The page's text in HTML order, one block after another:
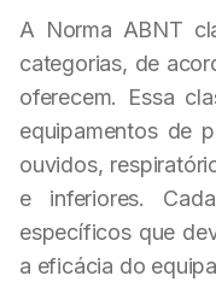
A Norma ABNT
categorias, de
oferecem. Essa
equipamentos de
ouvidos,
e inferiores.
específicos que
a eficácia do